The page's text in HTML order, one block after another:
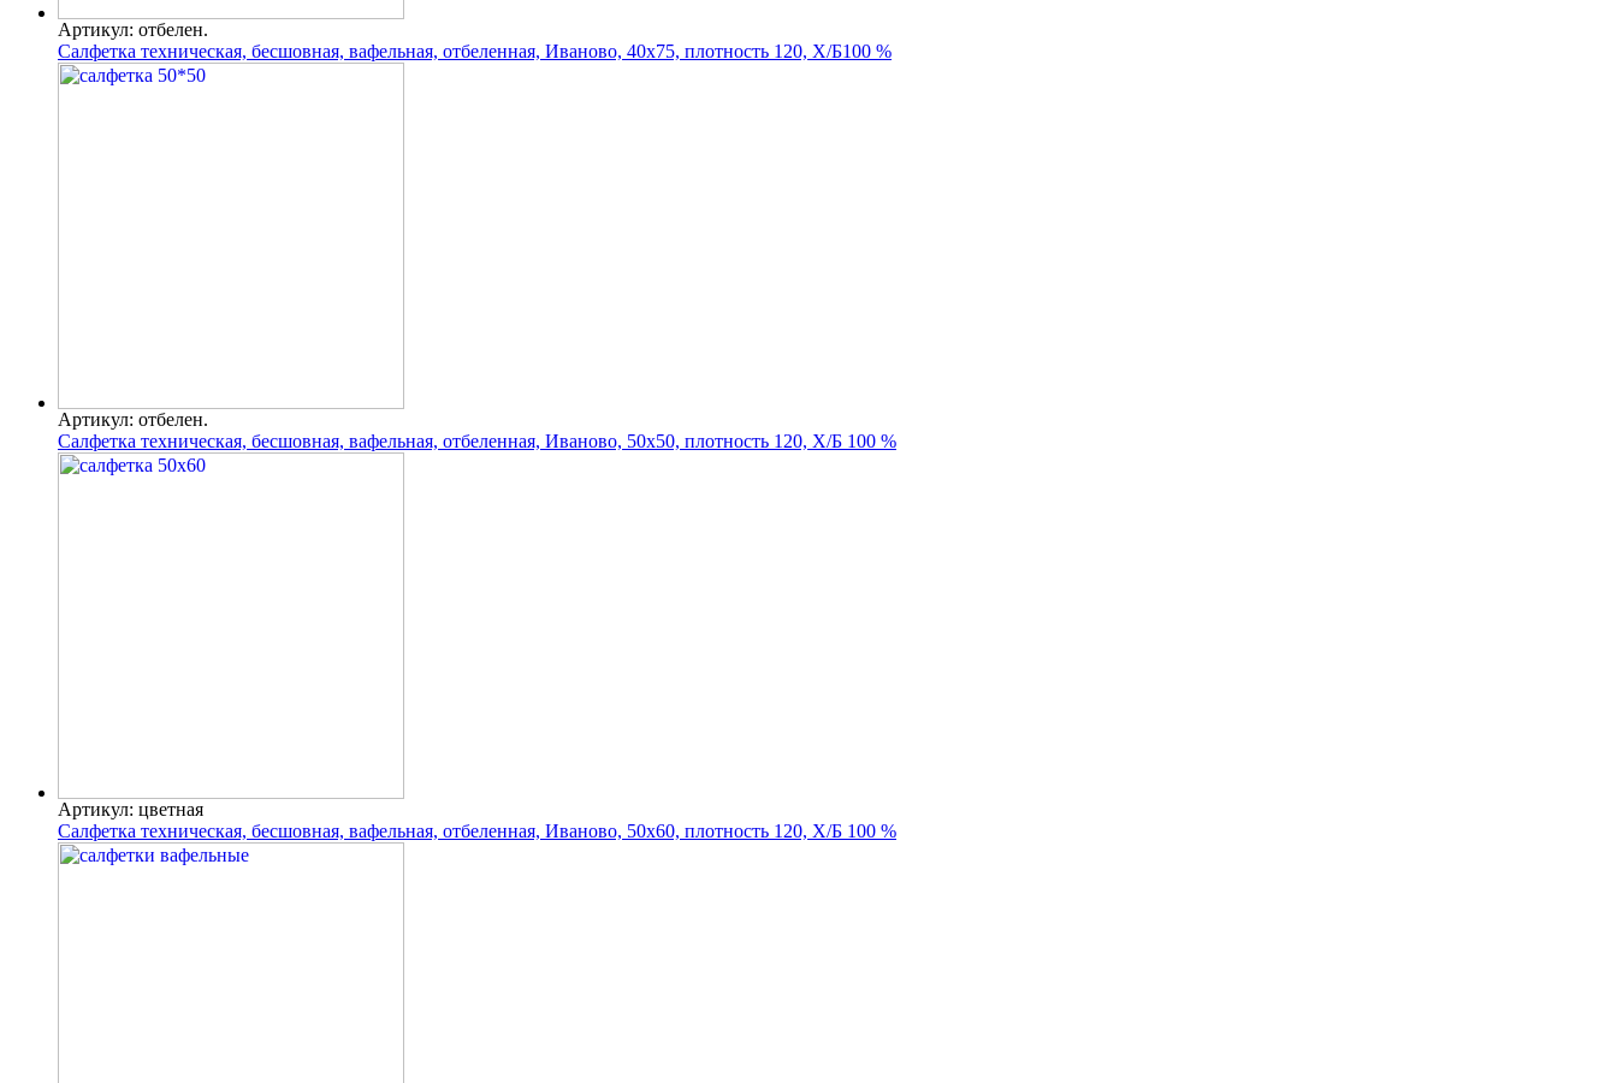
Артикул: отбелен.
Салфетка техническая, бесшовная, вафельная, отбеленная, Иваново, 40х75, плотность 120, Х/Б100 %
Артикул: отбелен.
Салфетка техническая, бесшовная, вафельная, отбеленная, Иваново, 50х50, плотность 120, Х/Б 100 %
Артикул: цветная
Салфетка техническая, бесшовная, вафельная, отбеленная, Иваново, 50х60, плотность 120, Х/Б 100 %